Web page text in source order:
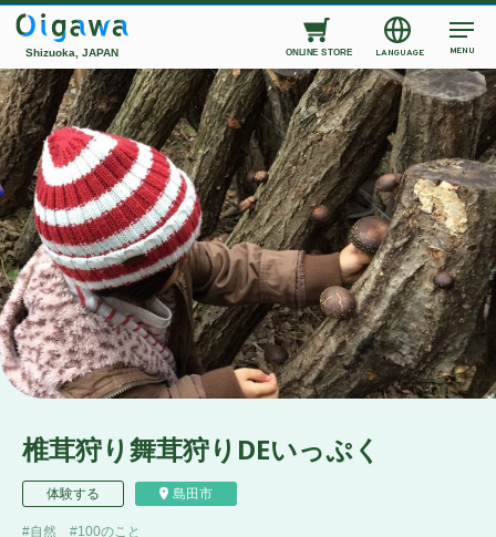
Shizuoka, JAPAN ONLINE STORE LANGUAGE MENU
椎茸狩り舞茸狩りDEいっぷく
体験する 島田市
自然 100のこと